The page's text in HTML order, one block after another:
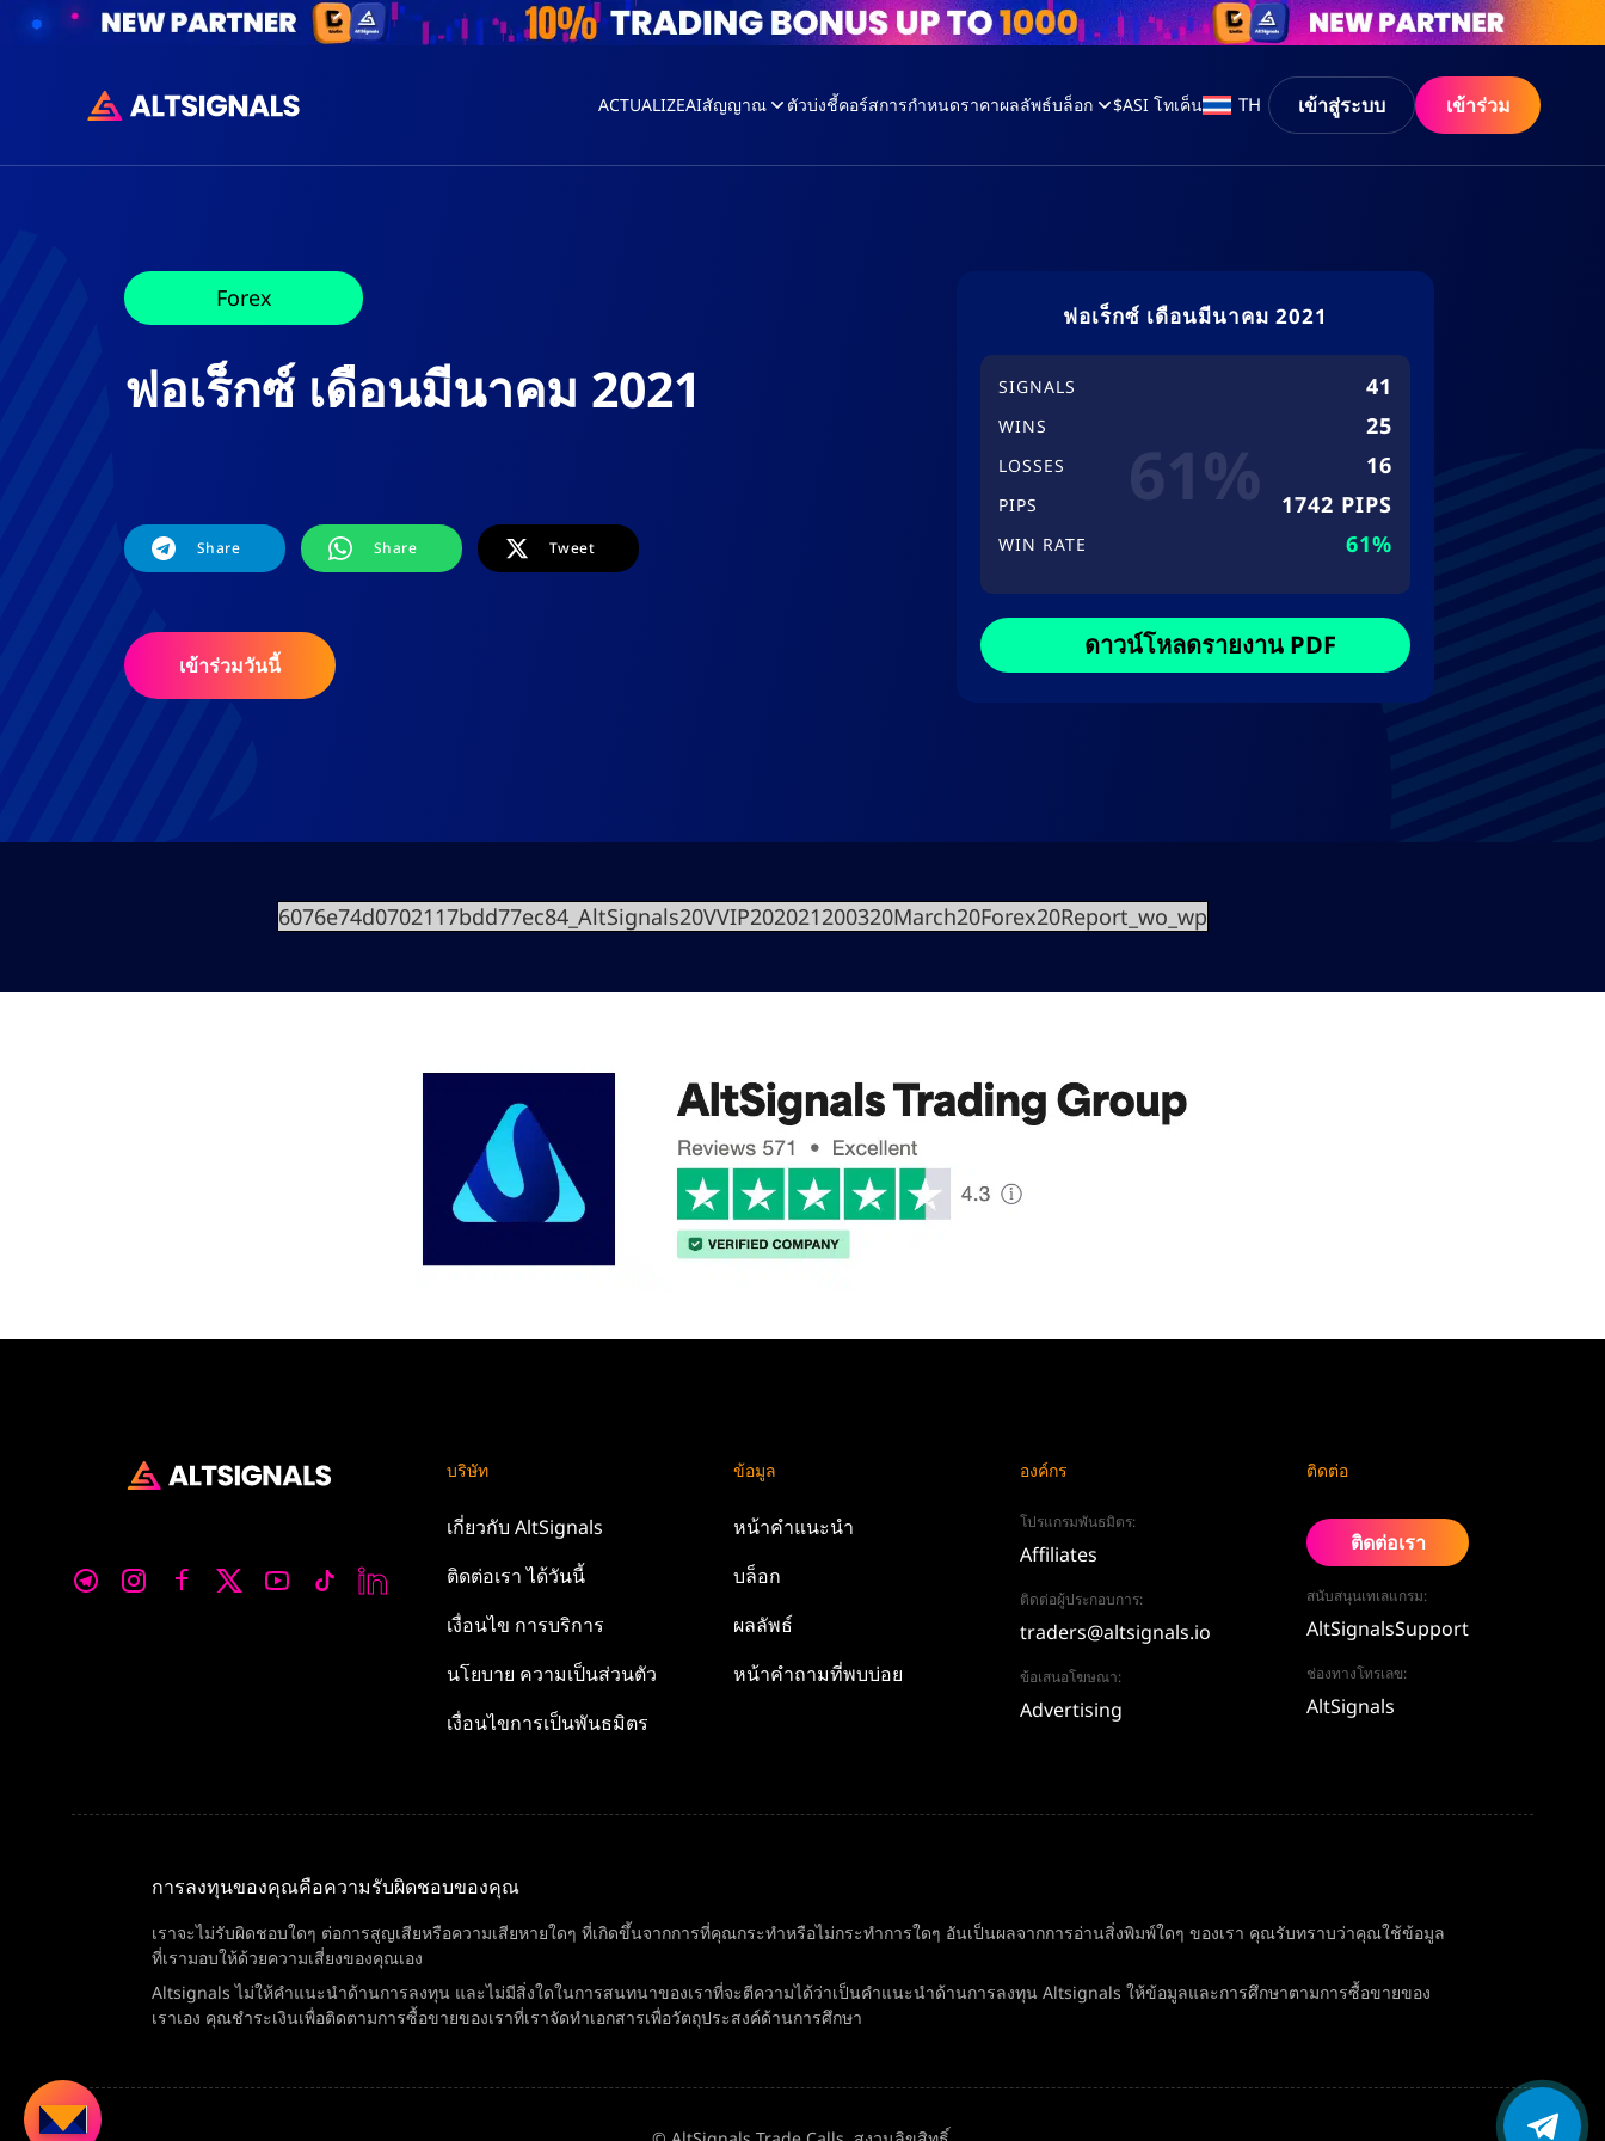
ACTUALIZEAIสัญญาณ ตัวบ่งชี้คอร์สการกำหนดราคาผลลัพธ์บล็อก $ASI โทเค็น TH เข้าสู่ระบบ เข้าร่วม
Forex
ฟอเร็กซ์ เดือนมีนาคม 2021
Share Share Tweet
เข้าร่วมวันนี้
ฟอเร็กซ์ เดือนมีนาคม 2021
SIGNALS 41
WINS 25
LOSSES 16
PIPS 1742 PIPS
WIN RATE 61%
ดาวน์โหลดรายงาน PDF
6076e74d0702117bdd77ec84_AltSignals20VVIP202021200320March20Forex20Report_wo_wp
บริษัท
เกี่ยวกับ AltSignals
ติดต่อเราได้วันนี้
เงื่อนไข การบริการ
นโยบาย ความเป็นส่วนตัว
เงื่อนไขการเป็นพันธมิตร
ข้อมูล
หน้าคำแนะนำ
บล็อก
ผลลัพธ์
หน้าคำถามที่พบบ่อย
องค์กร
โปรแกรมพันธมิตร:
Affiliates
ติดต่อผู้ประกอบการ:
traders@altsignals.io
ข้อเสนอโฆษณา:
Advertising
ติดต่อ
ติดต่อเรา
สนับสนุนเทเลแกรม:
AltSignalsSupport
ช่องทางโทรเลข:
AltSignals
การลงทุนของคุณคือความรับผิดชอบของคุณ
เราจะไม่รับผิดชอบใดๆ ต่อการสูญเสียหรือความเสียหายใดๆ ที่เกิดขึ้นจากการที่คุณกระทำหรือไม่กระทำการใดๆ อันเป็นผลจากการอ่านสิ่งพิมพ์ใดๆ ของเรา คุณรับทราบว่าคุณใช้ข้อมูล
ที่เรามอบให้ด้วยความเสี่ยงของคุณเอง
Altsignals ไม่ให้คำแนะนำด้านการลงทุน และไม่มีสิ่งใดในการสนทนาของเราที่จะตีความได้ว่าเป็นคำแนะนำด้านการลงทุน Altsignals ให้ข้อมูลและการศึกษาตามการซื้อขายของ
เราเอง คุณชำระเงินเพื่อติดตามการซื้อขายของเราที่เราจัดทำเอกสารเพื่อวัตถุประสงค์ด้านการศึกษา